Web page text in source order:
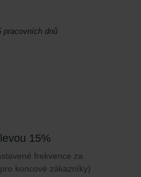
pracovních dnů
15%
frekvence za
koncové zákazníky)